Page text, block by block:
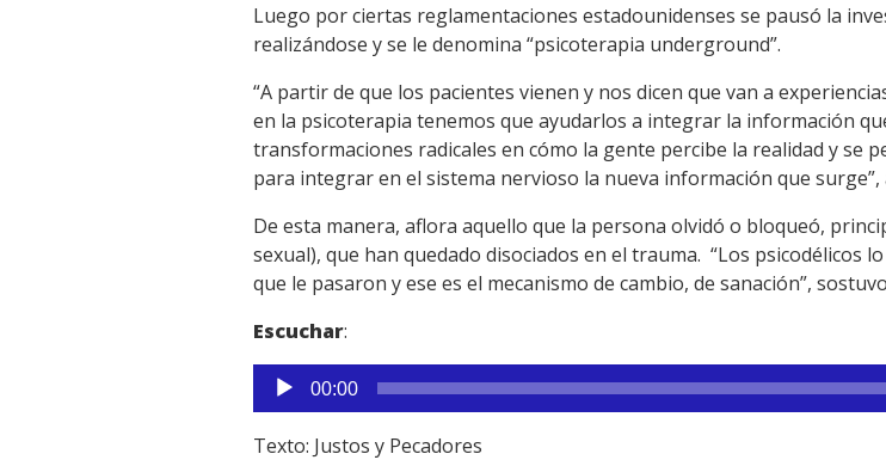
Luego por ciertas reglamentaciones estadounidenses se pausó la
realizándose y se le denomina “psicoterapia underground”.
“A partir de que los pacientes vienen y nos dicen que van a
en la psicoterapia tenemos que ayudarlos a integrar la información
transformaciones radicales en cómo la gente percibe la realidad y se
para integrar en el sistema nervioso la nueva información que surge”,
De esta manera, aflora aquello que la persona olvidó o bloqueó,
sexual), que han quedado disociados en el trauma. “Los psicodélicos
que le pasaron y ese es el mecanismo de cambio, de sanación”,
Escuchar:
Reproductor
de
audio
00:00
Texto: Justos y Pecadores